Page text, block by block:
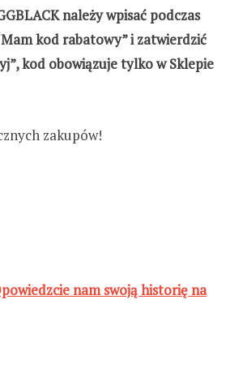
należy wpisać podczas
kod rabatowy” i zatwierdzić
kod obowiązuje tylko w Sklepie
zakupów!
nam swoją historię na